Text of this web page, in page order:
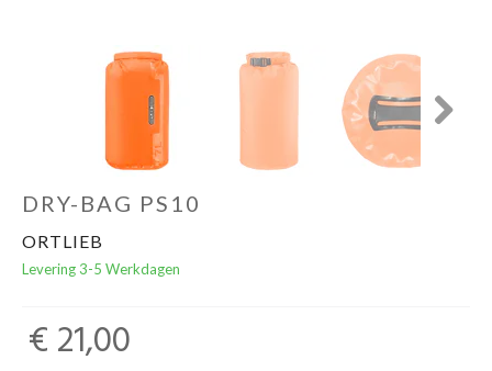
DRY-BAG PS10
ORTLIEB
Levering 3-5 Werkdagen
€ 21,00